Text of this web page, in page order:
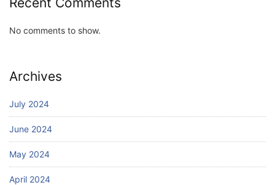
No comments to show.
Archives
July 2024
June 2024
May 2024
April 2024